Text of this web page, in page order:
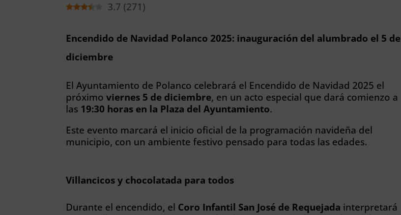
3.7 (271)
Encendido de Navidad Polanco 2025: inauguración del alumbrado el 5 de
diciembre
El Ayuntamiento de Polanco celebrará el Encendido de Navidad 2025 el
próximoviernes 5 de diciembre, en un acto especial que dará comienzo a
las 19:30 horas en la Plaza del Ayuntamiento.
Este evento marcará el inicio oficial de la programación navideña del
municipio, con un ambiente festivo pensado para todas las edades.
Villancicos y chocolatada para todos
Durante el encendido, el Coro Infantil San José de Requejada interpretará